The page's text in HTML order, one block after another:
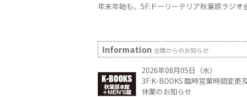
年末年始も、5F:ドーリーテリア秋葉原ラジオ
Information 会館からのお知らせ
2026年08月05日（水）
3F:K-BOOKS 臨時営業時間変更
休業のお知らせ